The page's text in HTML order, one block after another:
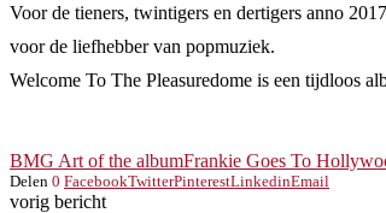
Voor de tieners, twintigers en dertigers anno
voor de liefhebber van popmuziek.
Welcome To The Pleasuredome is een tijdloos
BMG Art of the albumFrankie Goes To
Delen 0 FacebookTwitterPinterestLinkedinEmail
vorig bericht